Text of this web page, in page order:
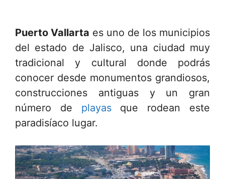
Puerto Vallarta es uno de los municipios
del estado de Jalisco, una ciudad muy
tradicional y cultural donde podrás
conocer desde monumentos grandiosos,
construcciones antiguas y un gran
número de playas que rodean este
paradisíaco lugar.